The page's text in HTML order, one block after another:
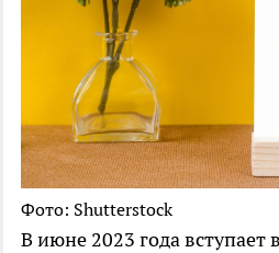
Фото: Shutterstock
В июне 2023 года вступает